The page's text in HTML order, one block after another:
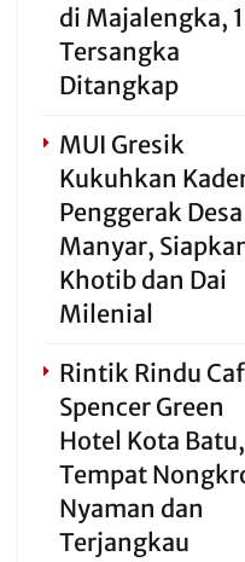
di Majalengka,
Tersangka
Ditangkap
MUI Gresik
Kukuhkan
Penggerak
Manyar,
Khotib dan Dai
Milenial
Rintik Rindu
Spencer Green
Hotel Kota Batu,
Tempat
Nyaman dan
Terjangkau